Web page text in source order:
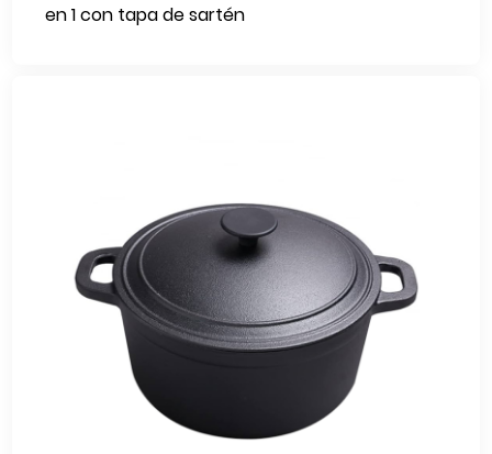
en 1 con tapa de sartén